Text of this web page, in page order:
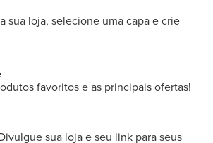
sua loja, selecione uma capa e crie
favoritos e as principais ofertas!
sua loja e seu link para seus